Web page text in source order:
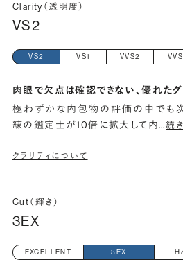
Clarity（透明度）
VS2
VS2 VS1 VVS2
肉眼で欠点は確認できない、優れたグ
極わずかな内包物の評価の中でも
練の鑑定士が10倍に拡大して内…続
クラリティについて
Cut（輝き）
3EX
EXCELLENT 3EX